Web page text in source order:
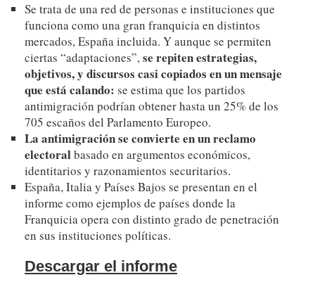
Se trata de una red de personas e instituciones que
funciona como una gran franquicia en distintos
mercados, España incluida. Y aunque se permiten
ciertas “adaptaciones”,se repiten estrategias,
objetivos, y discursos casi copiados en un mensaje
que está calando: se estima que los partidos
antimigración podrían obtener hasta un 25% de los
705 escaños del Parlamento Europeo.
La antimigración se convierte en un reclamo
electoralbasado en argumentos económicos,
identitarios y razonamientos securitarios.
España, Italia y Países Bajos se presentan en el
informe como ejemplos de países donde la
Franquicia operacon distinto grado de penetración
en sus instituciones políticas.
Descargar el informe